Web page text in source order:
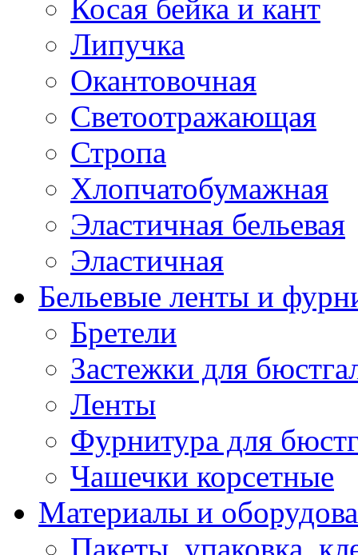
Косая бейка и кант
Липучка
Окантовочная
Светоотражающая
Стропа
Хлопчатобумажная
Эластичная бельевая
Эластичная
Бельевые ленты и
Бретели
Застежки для
Ленты
Фурнитура для
Чашечки корсетные
Материалы и
Пакеты, упаковка,